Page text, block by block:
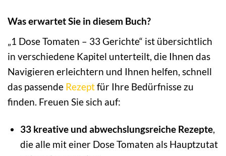
Was erwartet Sie in diesem Buch?
„1 Dose Tomaten – 33 Gerichte“ ist übersichtlich
in verschiedene Kapitel unterteilt, die Ihnen das
Navigieren erleichtern und Ihnen helfen, schnell
das passende Rezeptfür Ihre Bedürfnisse zu
finden. Freuen Sie sich auf:
33 kreative und abwechslungsreiche Rezepte,
die alle mit einer Dose Tomaten als Hauptzutat